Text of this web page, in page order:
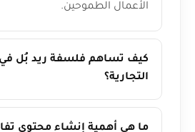
الأعمال الطموحين.
كيف تساهم فلسفة ريد بُل في
التجارية؟
ما هي أهمية إنشاء محتوى